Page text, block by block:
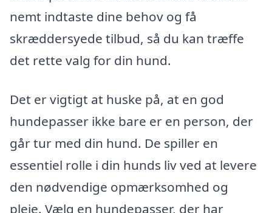
nemt indtaste dine behov og få
skræddersyede tilbud, så du kan træffe
det rette valg for din hund.
Det er vigtigt at huske på, at en god
hundepasser ikke bare er en person, der
går tur med din hund. De spiller en
essentiel rolle i din hunds liv ved at levere
den nødvendige opmærksomhed og
pleje. Vælg en hundepasser, der har